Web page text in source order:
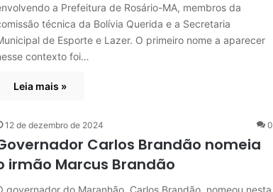
a Prefeitura de Rosário-MA, membros da
técnica da Bolívia Querida e a Secretaria
de Esporte e Lazer. O primeiro nome a aparecer
contexto foi…
Leia mais »
12 de dezembro de 2024 0
Carlos Brandão nomeia
irmão Marcus Brandão
governador do Maranhão, Carlos Brandão, nomeou nesta